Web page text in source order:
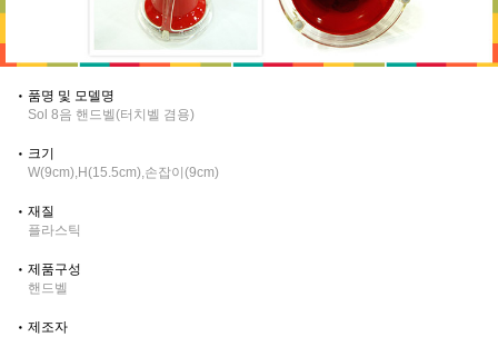
품명 및 모델명
Sol 8음 핸드벨(터치벨 겸용)
크기
W(9cm),H(15.5cm),손잡이(9cm)
재질
플라스틱
제품구성
핸드벨
제조자